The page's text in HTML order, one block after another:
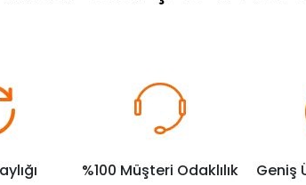
%100 Müşteri Odaklılık Geniş